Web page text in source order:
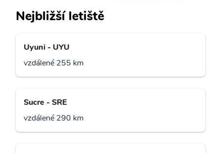
Nejbližší letiště
Uyuni - UYU
vzdálené 255 km
Sucre - SRE
vzdálené 290 km